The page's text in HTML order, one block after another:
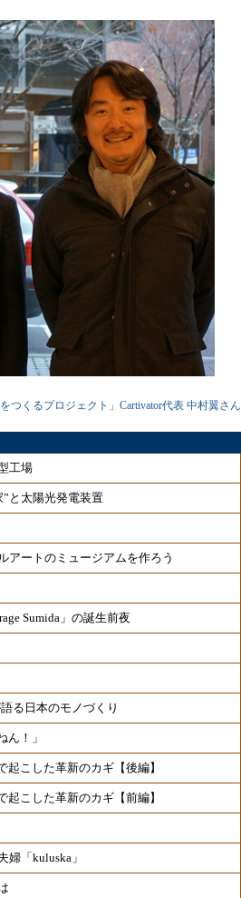
つくるプロジェクト」Cartivator代表 中村翼さん
工場
”と太陽光発電装置
ートのミュージアムを作ろう
Sumida」の誕生前夜
る日本のモノづくり
ん！」
こした革新のカギ【後編】
こした革新のカギ【前編】
「kuluska」